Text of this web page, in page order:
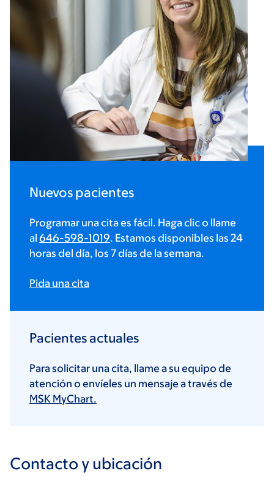
Nuevos pacientes
Programar una cita es fácil. Haga clic o llame
al 646-598-1019. Estamos disponibles las 24
horas del día, los 7 días de la semana.
Pida una cita
Pacientes actuales
Para solicitar una cita, llame a su equipo de
atención o envíeles un mensaje a través de
MSK MyChart.
Contacto y ubicación